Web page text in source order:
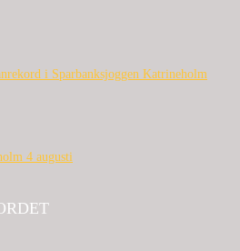
i Sparbanksjoggen Katrineholm
4 augusti